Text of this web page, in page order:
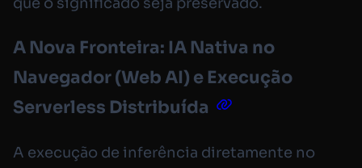
A Nova Fronteira: IA Nativa no
Navegador (Web AI) e Execução
Serverless Distribuída
A execução de inferência diretamente no